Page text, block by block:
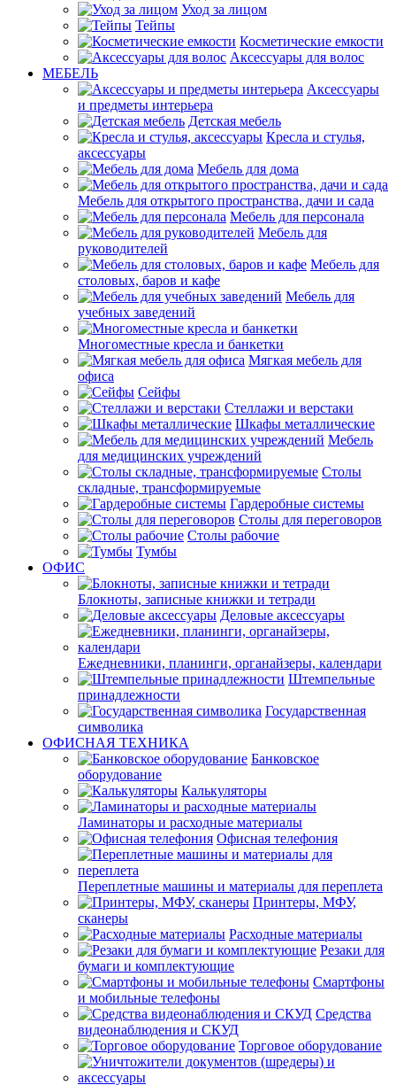
Уход за лицом
Тейпы
Косметические емкости
Аксессуары для волос
МЕБЕЛЬ
Аксессуары
и предметы интерьера
Детская мебель
Кресла и стулья,
аксессуары
Мебель для дома
Мебель для открытого пространства, дачи и сада
Мебель для персонала
Мебель для
руководителей
Мебель для
столовых, баров и кафе
Мебель для
учебных заведений
Многоместные кресла и банкетки
Мягкая мебель для
офиса
Сейфы
Стеллажи и верстаки
Шкафы металлические
Мебель
для медицинских учреждений
Столы
складные, трансформируемые
Гардеробные системы
Столы для переговоров
Столы рабочие
Тумбы
ОФИС
Блокноты, записные книжки и тетради
Деловые аксессуары
Ежедневники, планинги, органайзеры, календари
Штемпельные
принадлежности
Государственная
символика
ОФИСНАЯ ТЕХНИКА
Банковское
оборудование
Калькуляторы
Ламинаторы и расходные материалы
Офисная телефония
Переплетные машины и материалы для переплета
Принтеры, МФУ,
сканеры
Расходные материалы
Резаки для
бумаги и комплектующие
Смартфоны
и мобильные телефоны
Средства
видеонаблюдения и СКУД
Торговое оборудование